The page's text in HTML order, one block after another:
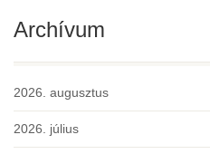
Archívum
2026. augusztus
2026. július